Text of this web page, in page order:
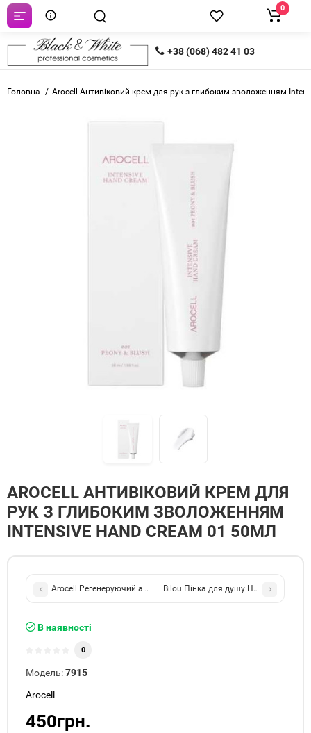
+38 (068) 482 41 03
0
Головна Arocell Антивіковий крем для рук з глибоким зволоженням
AROCELL АНТИВІКОВИЙ КРЕМ ДЛЯ
РУК З ГЛИБОКИМ ЗВОЛОЖЕННЯМ
INTENSIVE HAND CREAM 01 50МЛ
Arocell Регенеруючий антивіковий крем з полінуклеотидами та
Bilou Пінка для душу Heaven Shake
В наявності
0
Модель:7915
Arocell
450грн.